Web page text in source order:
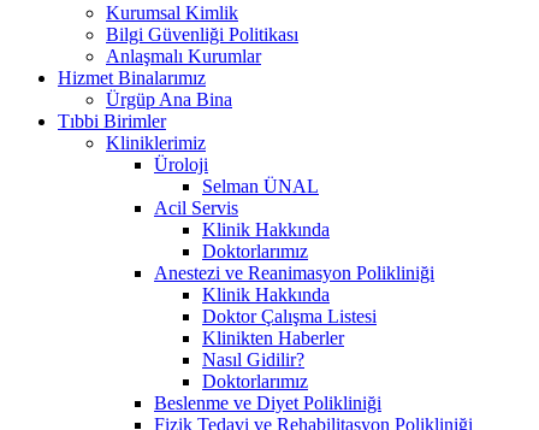
Kurumsal Kimlik
Bilgi Güvenliği Politikası
Anlaşmalı Kurumlar
Hizmet Binalarımız
Ürgüp Ana Bina
Tıbbi Birimler
Kliniklerimiz
Üroloji
Selman ÜNAL
Acil Servis
Klinik Hakkında
Doktorlarımız
Anestezi ve Reanimasyon Polikliniği
Klinik Hakkında
Doktor Çalışma Listesi
Klinikten Haberler
Nasıl Gidilir?
Doktorlarımız
Beslenme ve Diyet Polikliniği
Fizik Tedavi ve Rehabilitasyon Polikliniği